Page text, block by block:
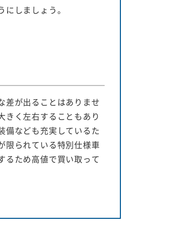
しましょう。
差が出ることはありませ
きく左右することもあり
備なども充実しているた
限られている特別仕様車
るため高値で買い取って